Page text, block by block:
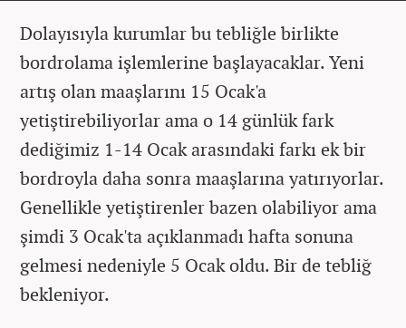
Dolayısıyla kurumlar bu tebliğle birlikte
bordrolama işlemlerine başlayacaklar. Yeni
artış olan maaşlarını 15 Ocak'a
yetiştirebiliyorlar ama o 14 günlük fark
dediğimiz 1-14 Ocak arasındaki farkı ek bir
bordroyla daha sonra maaşlarına yatırıyorlar.
Genellikle yetiştirenler bazen olabiliyor ama
şimdi 3 Ocak'ta açıklanmadı hafta sonuna
gelmesi nedeniyle 5 Ocak oldu. Bir de tebliğ
bekleniyor.